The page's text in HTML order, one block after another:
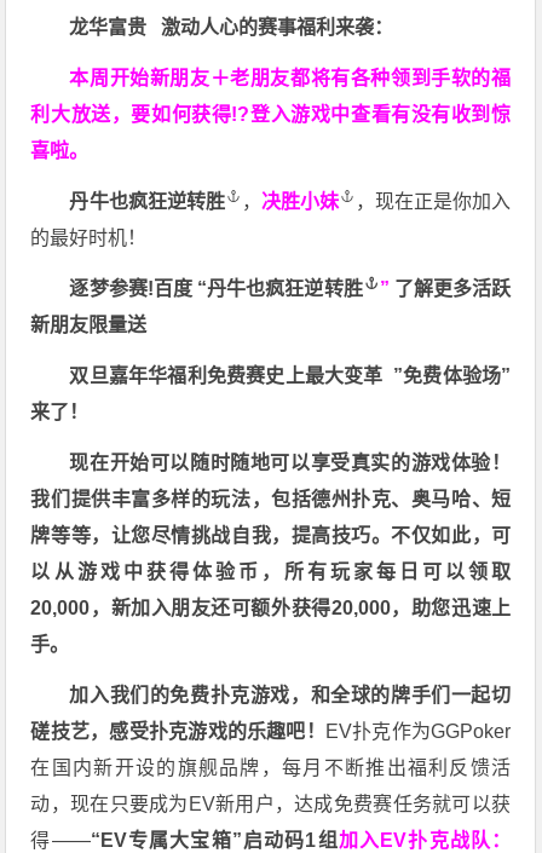
龙华富贵 激动人心的赛事福利来袭：
本周开始新朋友＋老朋友都将有各种领到手软的福
利大放送，要如何获得!?登入游戏中查看有没有收到惊
喜啦。
丹牛也疯狂逆转胜 ， 决胜小妹
，现在正是你加入
的最好时机！
逐梦参赛!百度 “丹牛也疯狂逆转胜 ” 了解更多活跃
新朋友限量送
双旦嘉年华福利 免费赛史上最大变革 ”免费体验场”
来了！
现在开始可以随时随地可以享受真实的游戏体验！
我们提供丰富多样的玩法，包括德州扑克、奥马哈、短
牌等等，让您尽情挑战自我，提高技巧。不仅如此， 可
以从游戏中获得体验币，所有玩家每日可以领取
20,000，新加入朋友还可额外获得20,000，助您迅速上
手。
加入我们的免费扑克游戏，和全球的牌手们一起切
磋技艺，感受扑克游戏的乐趣吧！
EV扑克作为GGPoker
在国内新开设的旗舰品牌，每月不断推出福利反馈活
动，现在只要成为EV新用户，达成免费赛任务就可以获
得——“EV专属大宝箱”启动码1组 加入EV扑克战队：